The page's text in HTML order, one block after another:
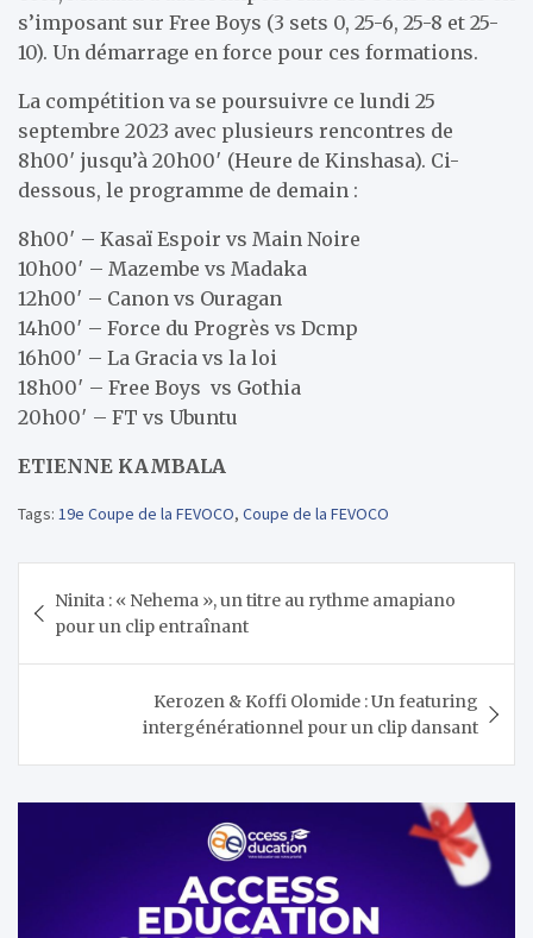
s’imposant sur Free Boys (3 sets 0, 25-6, 25-8 et 25-
10). Un démarrage en force pour ces formations.
La compétition va se poursuivre ce lundi 25
septembre 2023 avec plusieurs rencontres de
8h00′ jusqu’à 20h00′ (Heure de Kinshasa). Ci-
dessous, le programme de demain :
8h00′ – Kasaï Espoir vs Main Noire
10h00′ – Mazembe vs Madaka
12h00′ – Canon vs Ouragan
14h00′ – Force du Progrès vs Dcmp
16h00′ – La Gracia vs la loi
18h00′ – Free Boys vs Gothia
20h00′ – FT vs Ubuntu
ETIENNE KAMBALA
Tags: 19e Coupe de la FEVOCO, Coupe de la FEVOCO
de
l’article
Ninita : « Nehema », un titre au rythme amapiano
pour un clip entraînant
Kerozen & Koffi Olomide : Un featuring
intergénérationnel pour un clip dansant